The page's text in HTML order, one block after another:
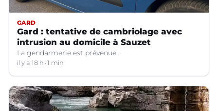
GARD
Gard : tentative de cambriolage avec
intrusion au domicile à Sauzet
La gendarmerie est prévenue.
il y a 18 h 1 min